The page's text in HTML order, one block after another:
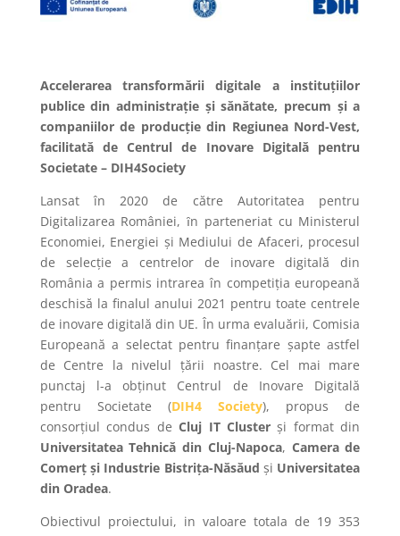
Accelerarea transformării digitale a instituțiilor
publice din administrație și sănătate, precum și a
companiilor de producție din Regiunea Nord-Vest,
facilitată de Centrul de Inovare Digitală pentru
Societate – DIH4Society
Lansat în 2020 de către Autoritatea pentru
Digitalizarea României, ȋn parteneriat cu Ministerul
Economiei, Energiei și Mediului de Afaceri, procesul
de selecție a centrelor de inovare digitală din
România a permis intrarea în competiția europeană
deschisă la finalul anului 2021 pentru toate centrele
de inovare digitală din UE. În urma evaluării, Comisia
Europeană a selectat pentru finanțare șapte astfel
de Centre la nivelul țării noastre. Cel mai mare
punctaj l-a obținut Centrul de Inovare Digitală
pentru Societate (DIH4 Society), propus de
consorțiul condus deCluj IT Clusterși format din
Universitatea Tehnică din Cluj-Napoca, Camera de
Comerț și Industrie Bistrița-Năsăud și Universitatea
din Oradea.
Obiectivul proiectului, in valoare totala de 19 353